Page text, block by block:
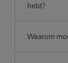
hebt?
Waarom